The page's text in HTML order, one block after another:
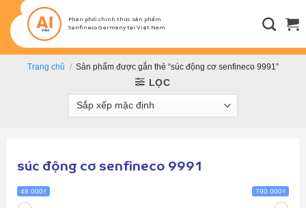
qua
nội
Phân phối chính thức sản phẩm
Senfineco Germany tại Việt Nam
Trang chủ / Sản phẩm được gắn thẻ “súc động cơ senfineco 9991”
LỌC
súc động cơ senfineco 9991
48 000₫ 790 000₫